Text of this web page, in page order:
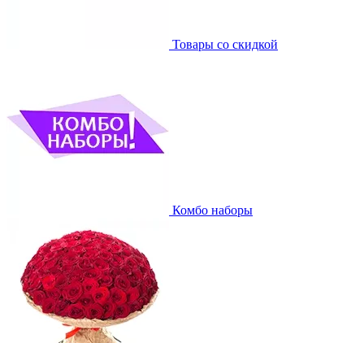
Товары со скидкой
Комбо наборы